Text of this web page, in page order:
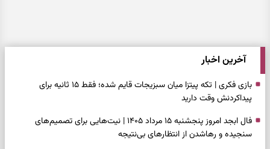
آخرین اخبار
بازی فکری | تکه پیتزا میان سبزیجات قایم شده؛ فقط ۱۵ ثانیه برای
پیداکردنش وقت دارید
فال ابجد امروز پنجشنبه ۱۵ مرداد ۱۴۰۵ | نیت‌هایی برای تصمیم‌های
سنجیده و رهاشدن از انتظارهای بی‌نتیجه